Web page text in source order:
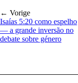
← Vorige
Isaías 5:20 como espelho
— a grande inversão no
debate sobre género